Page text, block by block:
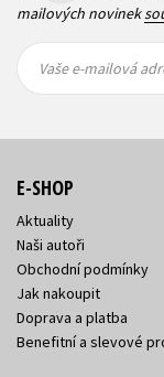
mailových novinek
mailová
mailová
Vaše e-mailová
E-SHOP
Aktuality
Naši autoři
Obchodní podmínky
Jak nakoupit
Doprava a platba
Benefitní a slevové